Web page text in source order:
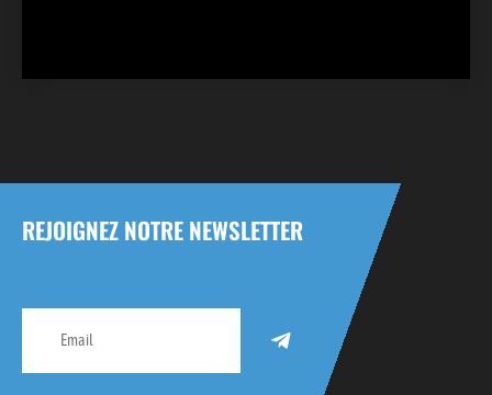
REJOIGNEZ NOTRE NEWSLETTER